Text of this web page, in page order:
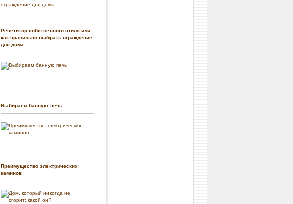
Репетитор собственного стиля или
как правильно выбрать ограждение
для дома
Выбираем банную печь
Преимущество электрических
каминов